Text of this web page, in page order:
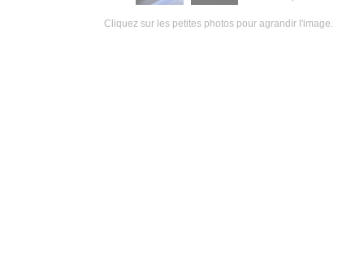
Cliquez sur les petites photos pour agrandir l'image.